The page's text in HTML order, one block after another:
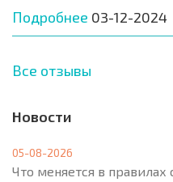
Подробнее 03-12-2024
Все отзывы
Новости
05-08-2026
Что меняется в